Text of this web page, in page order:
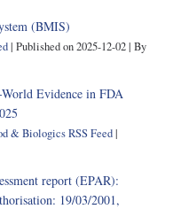
(BMIS)
Published on 2025-12-02 By
Evidence in FDA
& Biologics RSS Feed
report (EPAR):
19/03/2001,